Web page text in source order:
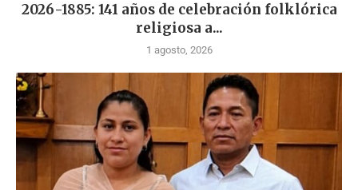
2026-1885: 141 años de celebración folklórica
religiosa a...
1 agosto, 2026